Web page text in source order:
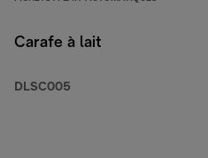
Carafe à lait
DLSC005